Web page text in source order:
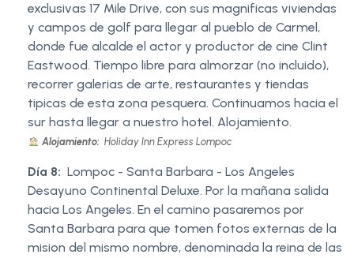
exclusivas 17 Mile Drive, con sus magnificas viviendas
y campos de golf para llegar al pueblo de Carmel,
donde fue alcalde el actor y productor de cine Clint
Eastwood. Tiempo libre para almorzar (no incluido),
recorrer galerias de arte, restaurantes y tiendas
tipicas de esta zona pesquera. Continuamos hacia el
sur hasta llegar a nuestro hotel. Alojamiento.
Alojamiento: Holiday Inn Express Lompoc
Día 8: Lompoc - Santa Barbara - Los Angeles
Desayuno Continental Deluxe. Por la mañana salida
hacia Los Angeles. En el camino pasaremos por
Santa Barbara para que tomen fotos externas de la
mision del mismo nombre, denominada la reina de las